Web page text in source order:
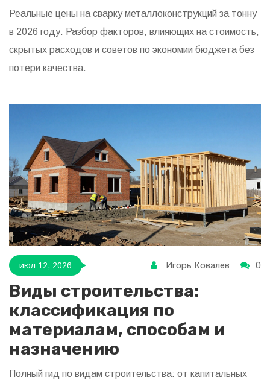
Реальные цены на сварку металлоконструкций за тонну
в 2026 году. Разбор факторов, влияющих на стоимость,
скрытых расходов и советов по экономии бюджета без
потери качества.
июл 12, 2026 Игорь Ковалев 0
Виды строительства:
классификация по
материалам, способам и
назначению
Полный гид по видам строительства: от капитальных